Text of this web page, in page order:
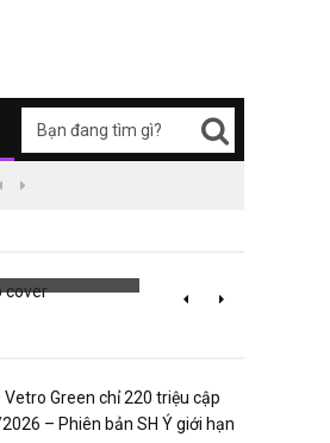

cap cover
Vetro Green chỉ 220 triệu cập
– Phiên bản SH Ý giới hạn